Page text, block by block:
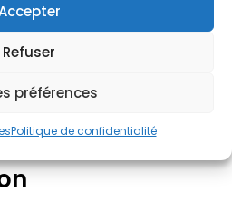
Refuser
préférences
Politique de confidentialité
estimation